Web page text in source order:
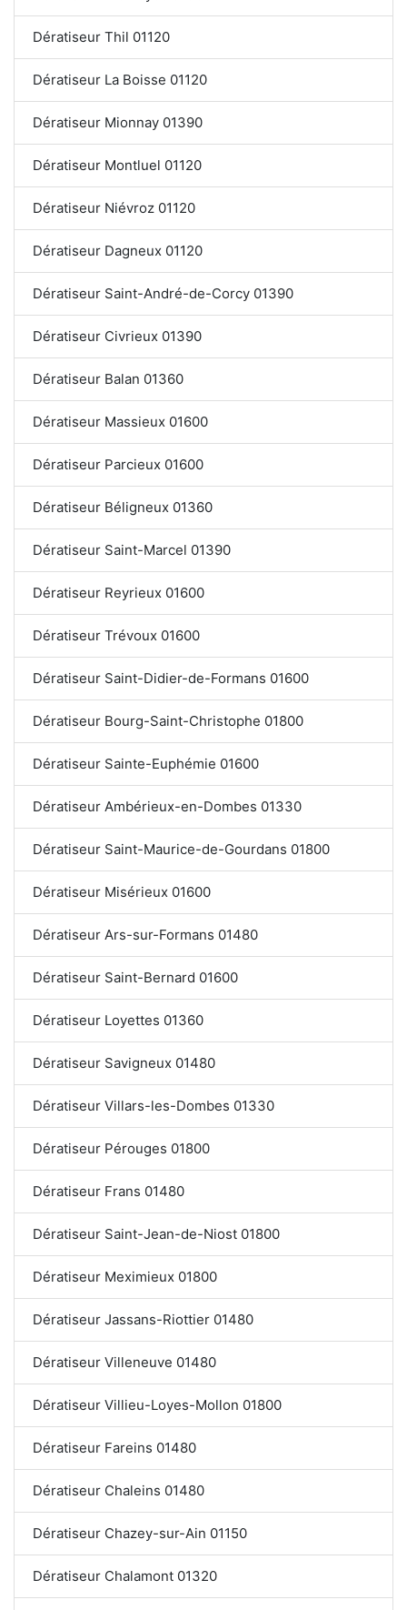
Dératiseur Thil 01120
Dératiseur La Boisse 01120
Dératiseur Mionnay 01390
Dératiseur Montluel 01120
Dératiseur Niévroz 01120
Dératiseur Dagneux 01120
Dératiseur Saint-André-de-Corcy 01390
Dératiseur Civrieux 01390
Dératiseur Balan 01360
Dératiseur Massieux 01600
Dératiseur Parcieux 01600
Dératiseur Béligneux 01360
Dératiseur Saint-Marcel 01390
Dératiseur Reyrieux 01600
Dératiseur Trévoux 01600
Dératiseur Saint-Didier-de-Formans 01600
Dératiseur Bourg-Saint-Christophe 01800
Dératiseur Sainte-Euphémie 01600
Dératiseur Ambérieux-en-Dombes 01330
Dératiseur Saint-Maurice-de-Gourdans 01800
Dératiseur Misérieux 01600
Dératiseur Ars-sur-Formans 01480
Dératiseur Saint-Bernard 01600
Dératiseur Loyettes 01360
Dératiseur Savigneux 01480
Dératiseur Villars-les-Dombes 01330
Dératiseur Pérouges 01800
Dératiseur Frans 01480
Dératiseur Saint-Jean-de-Niost 01800
Dératiseur Meximieux 01800
Dératiseur Jassans-Riottier 01480
Dératiseur Villeneuve 01480
Dératiseur Villieu-Loyes-Mollon 01800
Dératiseur Fareins 01480
Dératiseur Chaleins 01480
Dératiseur Chazey-sur-Ain 01150
Dératiseur Chalamont 01320